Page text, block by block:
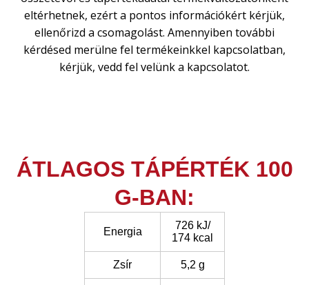
eltérhetnek, ezért a pontos információkért kérjük,
ellenőrizd a csomagolást. Amennyiben további
kérdésed merülne fel termékeinkkel kapcsolatban,
kérjük, vedd fel velünk a kapcsolatot.
ÁTLAGOS TÁPÉRTÉK 100
G-BAN:
Energia
726 kJ/
174 kcal
Zsír 5,2 g